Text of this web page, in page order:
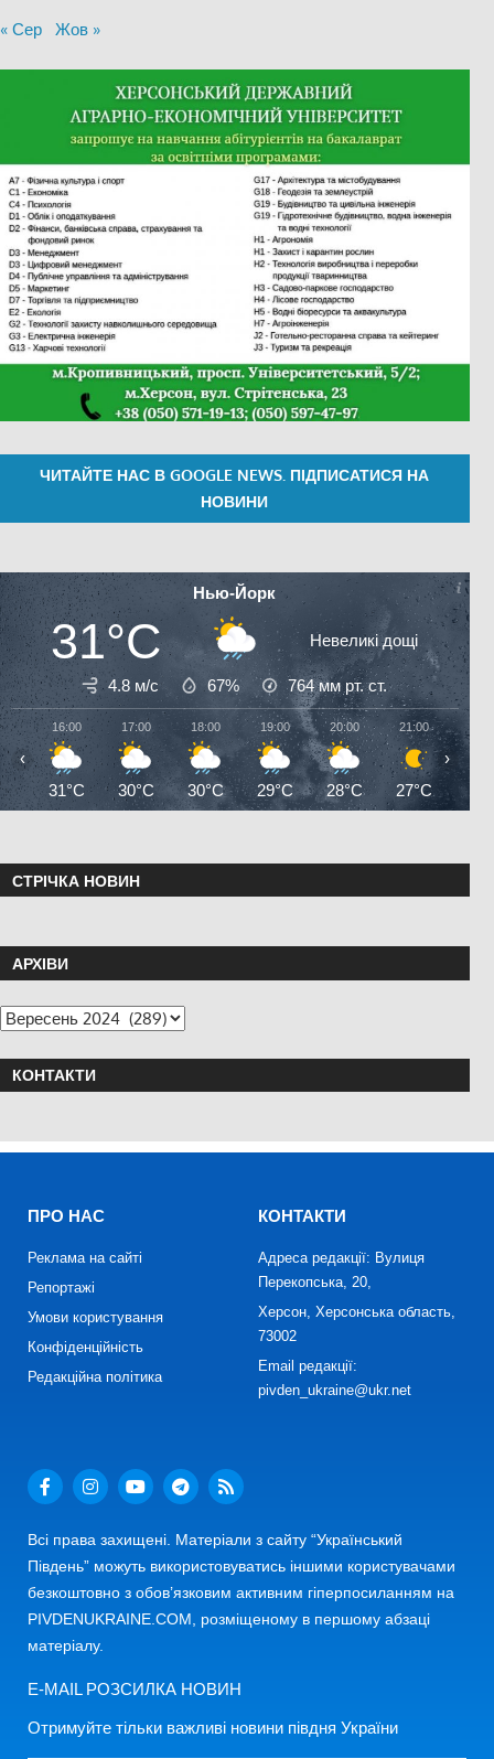
« Сер Жов »
ЧИТАЙТЕ НАС В GOOGLE NEWS. ПІДПИСАТИСЯ НА
НОВИНИ
Нью-Йорк
31°C Невеликі дощі
4.8 м/с 67% 764мм рт. ст.
16:00
31°C
17:00
30°C
18:00
30°C
19:00
29°C
20:00
28°C
21:00
27°C
‹ ›
СТРІЧКА НОВИН
АРХІВИ
КОНТАКТИ
ПРО НАС
Реклама на сайті
Репортажі
Умови користування
Конфіденційність
Редакційна політика
КОНТАКТИ
Адреса редакції: Вулиця
Перекопська, 20,
Херсон, Херсонська область,
73002
Email редакції:
pivden_ukraine@ukr.net
Всі права захищені. Матеріали з сайту “Український
Південь” можуть використовуватись іншими користувачами
безкоштовно з обов’язковим активним гіперпосиланням на
PIVDENUKRAINE.COM, розміщеному в першому абзаці
матеріалу.
E-MAIL РОЗСИЛКА НОВИН
Отримуйте тільки важливі новини півдня України